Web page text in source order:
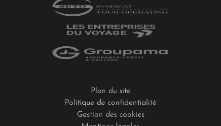
Plan du site
Politique de confidentialité
Gestion des cookies